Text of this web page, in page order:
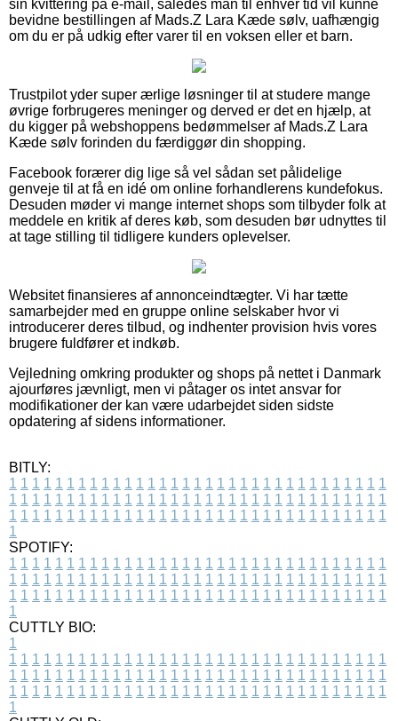
sin kvittering på e-mail, således man til enhver tid vil kunne
bevidne bestillingen af Mads.Z Lara Kæde sølv, uafhængig
om du er på udkig efter varer til en voksen eller et barn.
Trustpilot yder super ærlige løsninger til at studere mange
øvrige forbrugeres meninger og derved er det en hjælp, at
du kigger på webshoppens bedømmelser af Mads.Z Lara
Kæde sølv forinden du færdiggør din shopping.
Facebook forærer dig lige så vel sådan set pålidelige
genveje til at få en idé om online forhandlerens kundefokus.
Desuden møder vi mange internet shops som tilbyder folk at
meddele en kritik af deres køb, som desuden bør udnyttes til
at tage stilling til tidligere kunders oplevelser.
Websitet finansieres af annonceindtægter. Vi har tætte
samarbejder med en gruppe online selskaber hvor vi
introducerer deres tilbud, og indhenter provision hvis vores
brugere fuldfører et indkøb.
Vejledning omkring produkter og shops på nettet i Danmark
ajourføres jævnligt, men vi påtager os intet ansvar for
modifikationer der kan være udarbejdet siden sidste
opdatering af sidens informationer.
BITLY:
1 1 1 1 1 1 1 1 1 1 1 1 1 1 1 1 1 1 1 1 1 1 1 1 1 1 1 1 1 1 1 1 1
1 1 1 1 1 1 1 1 1 1 1 1 1 1 1 1 1 1 1 1 1 1 1 1 1 1 1 1 1 1 1 1 1
1 1 1 1 1 1 1 1 1 1 1 1 1 1 1 1 1 1 1 1 1 1 1 1 1 1 1 1 1 1 1 1 1
1
SPOTIFY:
1 1 1 1 1 1 1 1 1 1 1 1 1 1 1 1 1 1 1 1 1 1 1 1 1 1 1 1 1 1 1 1 1
1 1 1 1 1 1 1 1 1 1 1 1 1 1 1 1 1 1 1 1 1 1 1 1 1 1 1 1 1 1 1 1 1
1 1 1 1 1 1 1 1 1 1 1 1 1 1 1 1 1 1 1 1 1 1 1 1 1 1 1 1 1 1 1 1 1
1
CUTTLY BIO:
1
1 1 1 1 1 1 1 1 1 1 1 1 1 1 1 1 1 1 1 1 1 1 1 1 1 1 1 1 1 1 1 1 1
1 1 1 1 1 1 1 1 1 1 1 1 1 1 1 1 1 1 1 1 1 1 1 1 1 1 1 1 1 1 1 1 1
1 1 1 1 1 1 1 1 1 1 1 1 1 1 1 1 1 1 1 1 1 1 1 1 1 1 1 1 1 1 1 1 1
1